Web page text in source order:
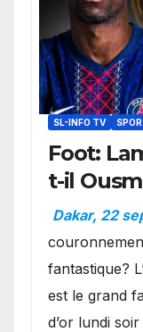
SL-INFO TV
Foot:
t-il
Ballon
Dakar, 22
fantastique?
est le grand
d’or lundi